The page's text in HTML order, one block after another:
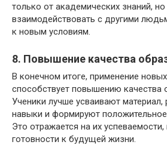
только от академических знаний,
взаимодействовать с другими
к новым условиям.
8. Повышение качества
В конечном итоге, применение
способствует повышению качества
Ученики лучше усваивают
навыки и формируют
Это отражается на их
готовности к будущей жизни.